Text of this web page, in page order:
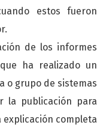
estos fueron
de los informes
ha realizado un
o grupo de sistemas
la publicación para
completa